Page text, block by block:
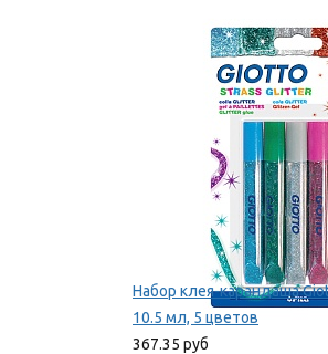
Мы рекомендуем
Набор клея-карандаша
10.5 мл, 5 цветов
367.35 руб